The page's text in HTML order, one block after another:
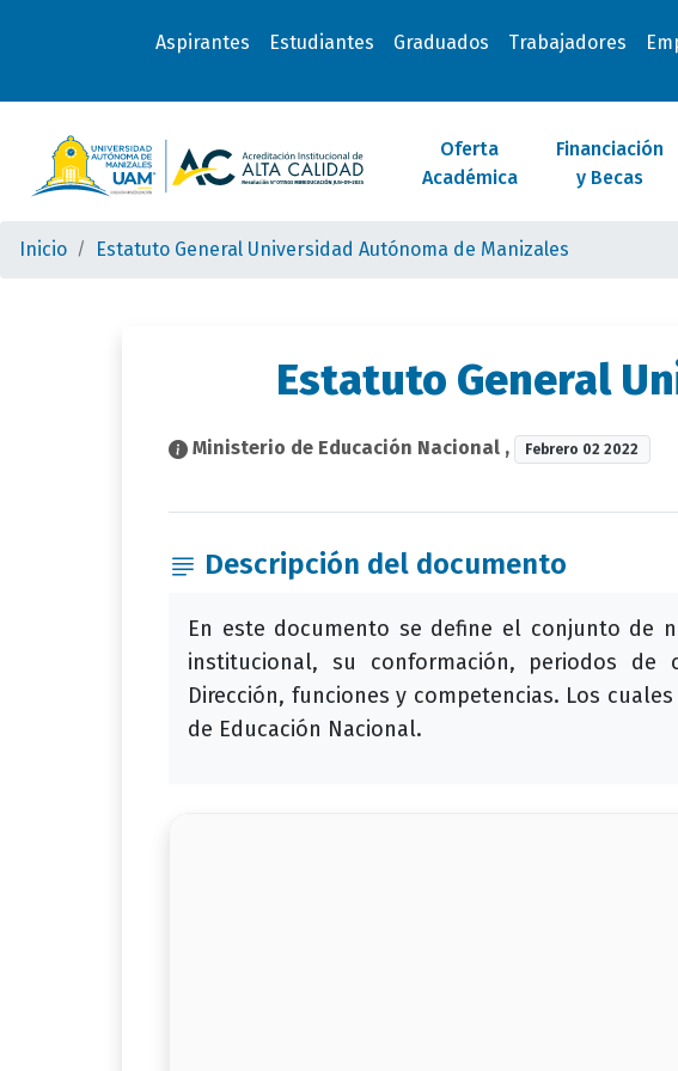
Aspirantes Estudiantes Graduados Trabajadores
Oferta
Académica
Financiación
y Becas
Inicio Estatuto General Universidad Autónoma de Manizales
Estatuto General
Ministerio de Educación Nacional , Febrero 02 2022
Descripción del documento
En este documento se define el conjunto de
institucional, su conformación, periodos de
Dirección, funciones y competencias. Los
de Educación Nacional.